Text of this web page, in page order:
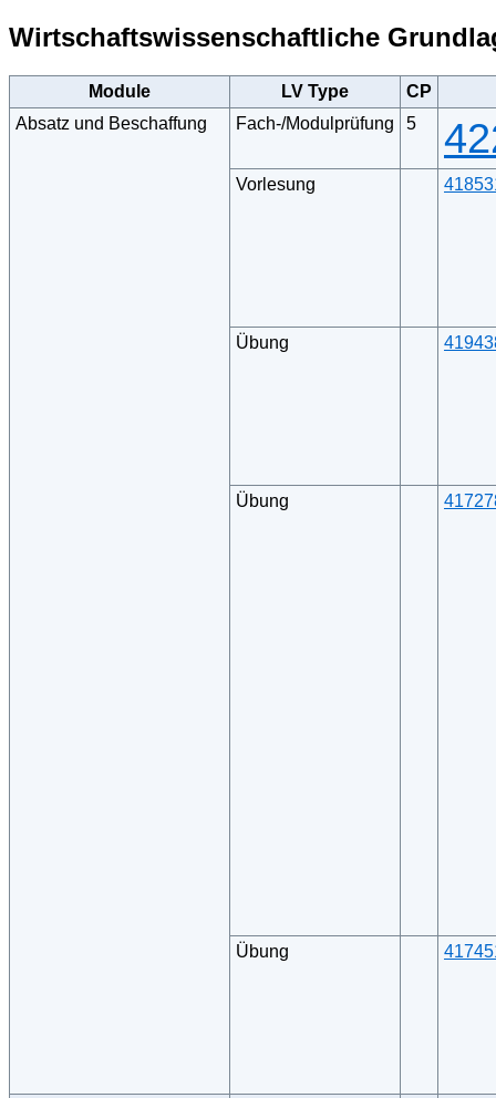
Wirtschaftswissenschaftliche
Module LV Type
CP
Absatz und Beschaffung
Fach-/Modulprüfung 5
Vorlesung
Übung
Übung
Übung